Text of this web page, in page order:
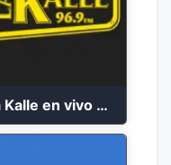
La Kalle en vivo 2023